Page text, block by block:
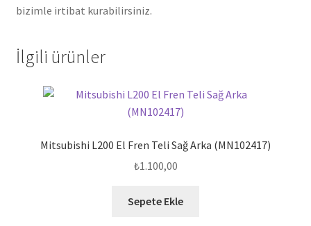
bizimle irtibat kurabilirsiniz.
İlgili ürünler
Mitsubishi L200 El Fren Teli Sağ Arka (MN102417)
₺1.100,00
Sepete Ekle